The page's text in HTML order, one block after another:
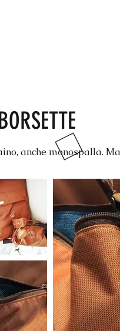
anche monospalla.